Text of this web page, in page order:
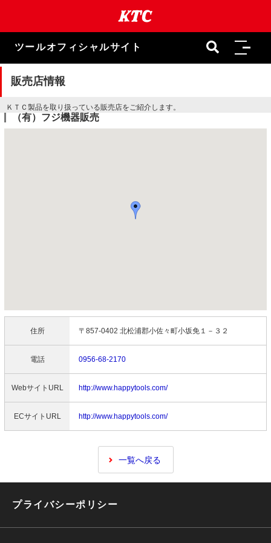
ま
キ
ツールオフィシャルサイト
販売店情報
ＫＴＣ製品を取り扱っている販売店をご紹介します。
（有）フジ機器販売
住所 〒857-0402 北松浦郡小佐々町小坂免１－３２
電話 0956-68-2170
WebサイトURL http://www.happytools.com/
ECサイトURL http://www.happytools.com/
一覧へ戻る
プライバシーポリシー